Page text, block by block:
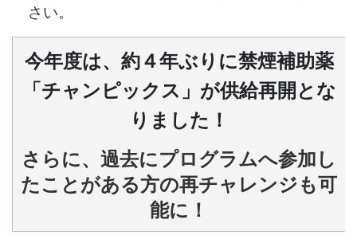
さい。
今年度は、約４年ぶりに禁煙補助薬
「チャンピックス」が供給再開とな
りました！
さらに、過去にプログラムへ参加し
たことがある方の再チャレンジも可
能に！